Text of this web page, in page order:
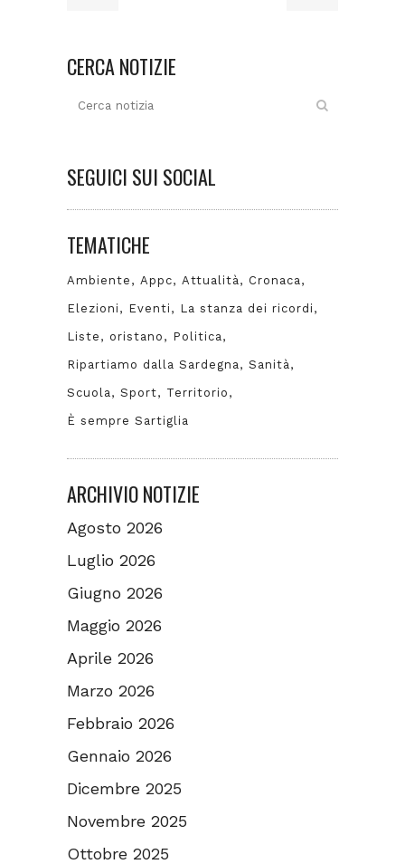
CERCA NOTIZIE
SEGUICI SUI SOCIAL
TEMATICHE
Ambiente Appc Attualità Cronaca
Elezioni Eventi La stanza dei ricordi
Liste oristano Politica
Ripartiamo dalla Sardegna Sanità
Scuola Sport Territorio
È sempre Sartiglia
ARCHIVIO NOTIZIE
Agosto 2026
Luglio 2026
Giugno 2026
Maggio 2026
Aprile 2026
Marzo 2026
Febbraio 2026
Gennaio 2026
Dicembre 2025
Novembre 2025
Ottobre 2025